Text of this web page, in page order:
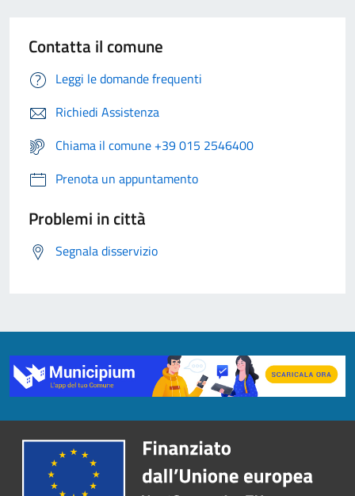
Contatta il comune
Leggi le domande frequenti
Richiedi Assistenza
Chiama il comune +39 015 2546400
Prenota un appuntamento
Problemi in città
Segnala disservizio